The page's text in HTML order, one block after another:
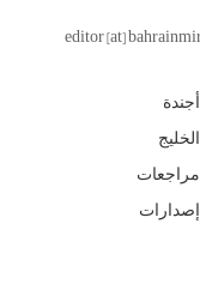
أجندة
الخليج
مراجعات
إصدارات